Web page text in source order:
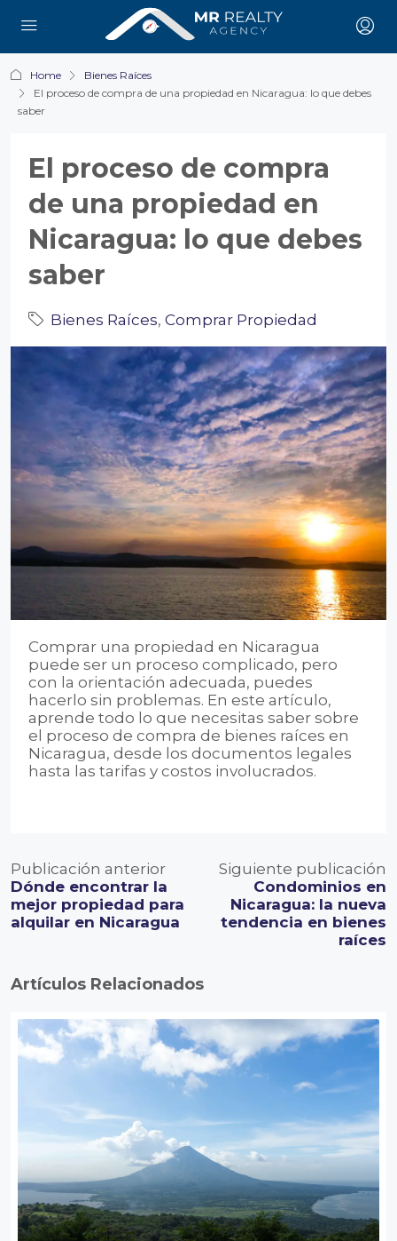
Home
Bienes Raíces
El proceso de compra de una propiedad en Nicaragua: lo que debes
saber
El proceso de compra
de una propiedad en
Nicaragua: lo que debes
saber
Bienes Raíces, Comprar Propiedad
Comprar una propiedad en Nicaragua
puede ser un proceso complicado, pero
con la orientación adecuada, puedes
hacerlo sin problemas. En este artículo,
aprende todo lo que necesitas saber sobre
el proceso de compra de bienes raíces en
Nicaragua, desde los documentos legales
hasta las tarifas y costos involucrados.
Publicación anterior
Dónde encontrar la
mejor propiedad para
alquilar en Nicaragua
Siguiente publicación
Condominios en
Nicaragua: la nueva
tendencia en bienes
raíces
Artículos Relacionados